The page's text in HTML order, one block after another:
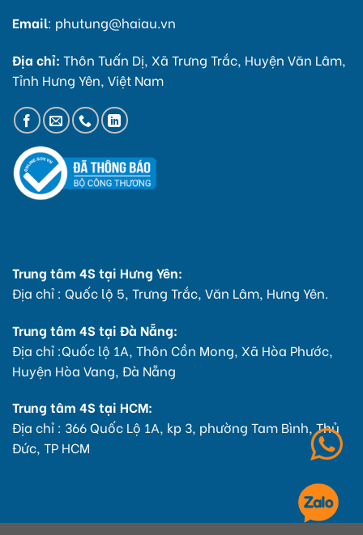
Email: phutung@haiau.vn
Địa chỉ: Thôn Tuấn Dị, Xã Trưng Trắc, Huyện Văn Lâm,
Tỉnh Hưng Yên, Việt Nam
Trung tâm 4S tại Hưng Yên:
Địa chỉ : Quốc lộ 5, Trưng Trắc, Văn Lâm, Hưng Yên.
Trung tâm 4S tại Đà Nẵng:
Địa chỉ :Quốc lộ 1A, Thôn Cồn Mong, Xã Hòa Phước,
Huyện Hòa Vang, Đà Nẵng
Trung tâm 4S tại HCM:
Địa chỉ : 366 Quốc Lộ 1A, kp 3, phường Tam Bình, Thủ
Đức, TP HCM